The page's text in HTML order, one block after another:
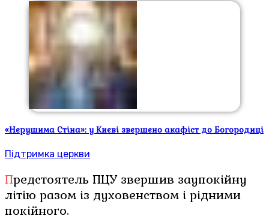
«Нерушима Стіна»: у Києві звершено акафіст до Богородиці
Підтримка церкви
Предстоятель ПЦУ звершив заупокійну
літію разом із духовенством і рідними
покійного.